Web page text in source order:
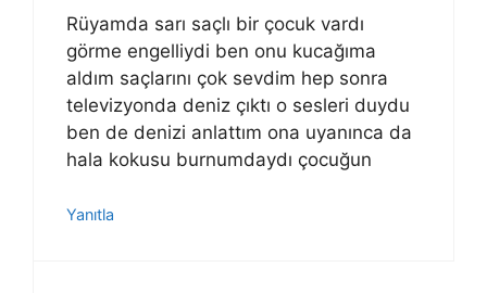
Rüyamda sarı saçlı bir çocuk vardı
görme engelliydi ben onu kucağıma
aldım saçlarını çok sevdim hep sonra
televizyonda deniz çıktı o sesleri duydu
ben de denizi anlattım ona uyanınca da
hala kokusu burnumdaydı çocuğun
Yanıtla